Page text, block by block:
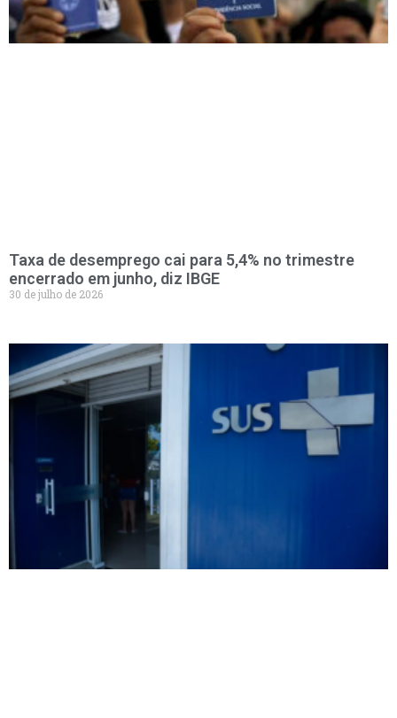
Taxa de desemprego cai para 5,4% no trimestre
encerrado em junho, diz IBGE
30 de julho de 2026